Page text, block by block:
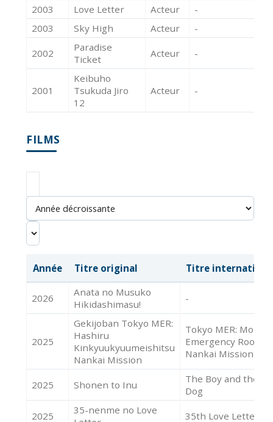
2003 Love Letter Acteur
-
2003
Sky High Acteur -
2002
Paradise
Ticket
Acteur -
2001
Keibuho
Tsukuda Jiro
12
Acteur -
FILMS
Année Titre original Titre
2026
Anata no Musuko
Hikidashimasu!
-
2025
Gekijoban Tokyo MER:
Hashiru
Kinkyuukyuumeishitsu
Nankai Mission
Tokyo MER: Mobile
Emergency Room
Nankai Mission
2025 Shonen to Inu
The Boy and the
Dog
2025
35-nenme no Love
35th Love Letter